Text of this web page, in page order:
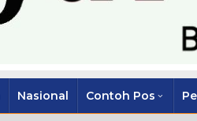
Nasional Contoh Pos